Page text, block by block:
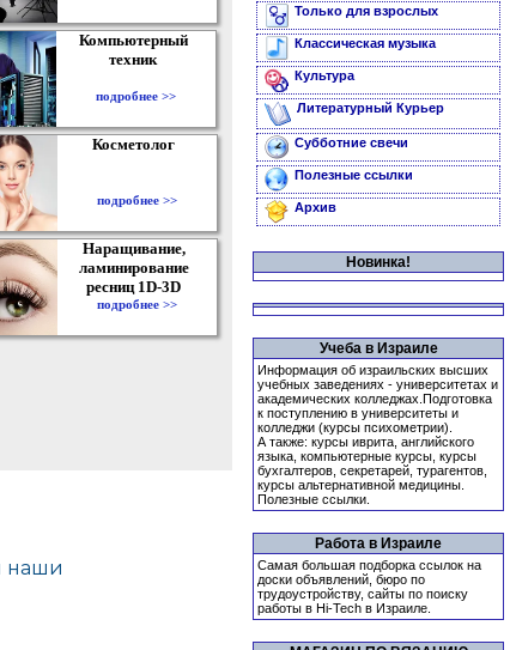
Компьютерный
техник
подробнее >>
Косметолог
подробнее >>
Наращивание,
ламинирование
ресниц 1D-3D
подробнее >>
Только для взрослых
Классическая музыка
Культура
Литературный Курьер
Субботние свечи
Полезные ссылки
Архив
Новинка!
Учеба в Израиле
Информация об израильских высших
учебных заведениях - университетах и
академических колледжах.Подготовка
к поступлению в университеты и
колледжи (курсы психометрии).
А также: курсы иврита, английского
языка, компьютерные курсы, курсы
бухгалтеров, секретарей, турагентов,
курсы альтернативной медицины.
Полезные ссылки.
Работа в Израиле
Самая большая подборка ссылок на
доски объявлений, бюро по
трудоустройству, сайты по поиску
работы в Hi-Tech в Израиле.